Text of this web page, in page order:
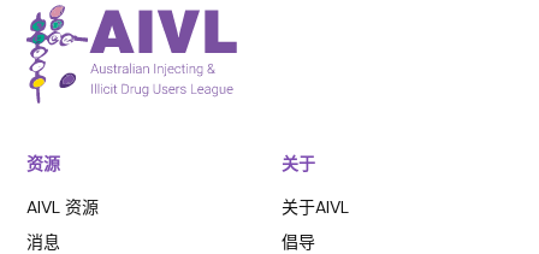
资源
AIVL 资源
消息
关于
关于AIVL
倡导